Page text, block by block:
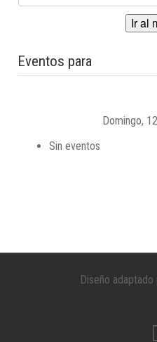
Ir al
Eventos para
Domingo,
Sin eventos
Diseño adaptado